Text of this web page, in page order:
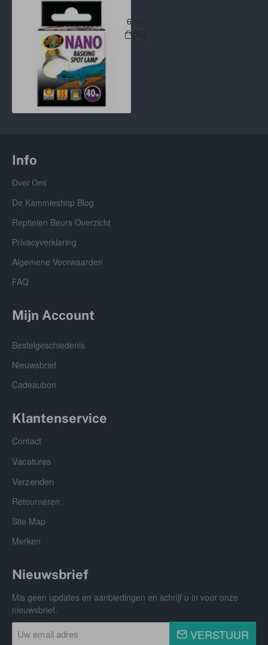
6,49
Info
Over Ons
De Kammieshop Blog
Reptielen Beurs Overzicht
Privacyverklaring
Algemene Voorwaarden
FAQ
Mijn Account
Bestelgeschiedenis
Nieuwsbrief
Cadeaubon
Klantenservice
Contact
Vacatures
Verzenden
Retourneren
Site Map
Merken
Nieuwsbrief
Mis geen updates en aanbiedingen en schrijf u in voor onze
nieuwsbrief.
Uw
VERSTUUR